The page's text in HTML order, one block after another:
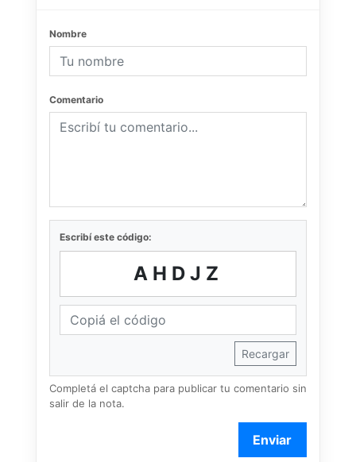
Nombre
Comentario
Escribí este código:
AHDJZ
Recargar
Completá el captcha para publicar tu comentario sin
salir de la nota.
Enviar